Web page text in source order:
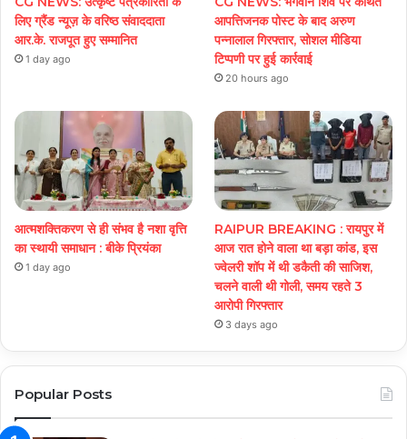
लिए ग्रैंड न्यूज़ के वरिष्ठ संवाददाता
आर.के. राजपूत हुए सम्मानित
1 day ago
आपत्तिजनक पोस्ट के बाद अरुण
पन्नालाल गिरफ्तार, सोशल मीडिया
टिप्पणी पर हुई कार्रवाई
20 hours ago
आत्मशक्तिकरण से ही संभव है नशा वृत्ति
का स्थायी समाधान : बीके प्रियंका
1 day ago
RAIPUR BREAKING : रायपुर में
आज रात होने वाला था बड़ा कांड, इस
ज्वेलरी शॉप में थी डकैती की साजिश,
चलने वाली थी गोली, समय रहते 3
आरोपी गिरफ्तार
3 days ago
Popular Posts